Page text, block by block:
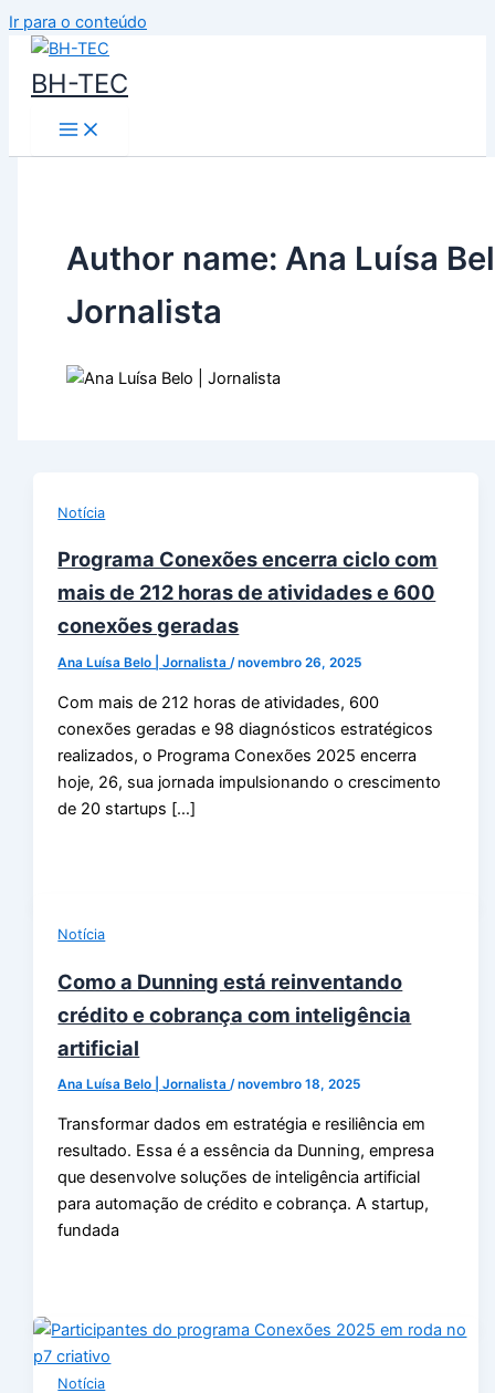
Ir para o conteúdo
BH-TEC
Author name: Ana Luísa
Jornalista
Notícia
Programa Conexões encerra ciclo com
mais de 212 horas de atividades e 600
conexões geradas
Ana Luísa Belo | Jornalista/novembro 26, 2025
Com mais de 212 horas de atividades, 600
conexões geradas e 98 diagnósticos estratégicos
realizados, o Programa Conexões 2025 encerra
hoje, 26, sua jornada impulsionando o crescimento
de 20 startups […]
Notícia
Como a Dunning está reinventando
crédito e cobrança com inteligência
artificial
Ana Luísa Belo | Jornalista/novembro 18, 2025
Transformar dados em estratégia e resiliência em
resultado. Essa é a essência da Dunning, empresa
que desenvolve soluções de inteligência artificial
para automação de crédito e cobrança. A startup,
fundada
Notícia